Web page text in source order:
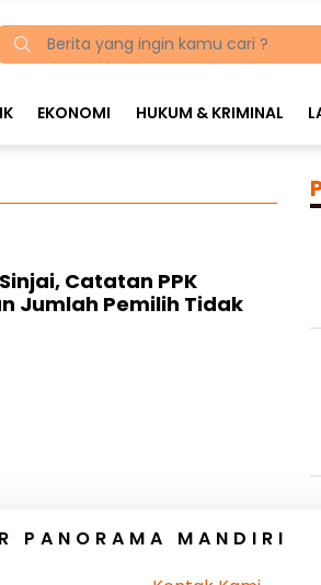
EKONOMI HUKUM & KRIMINAL
Catatan PPK
Jumlah Pemilih Tidak
PANORAMA MANDIRI